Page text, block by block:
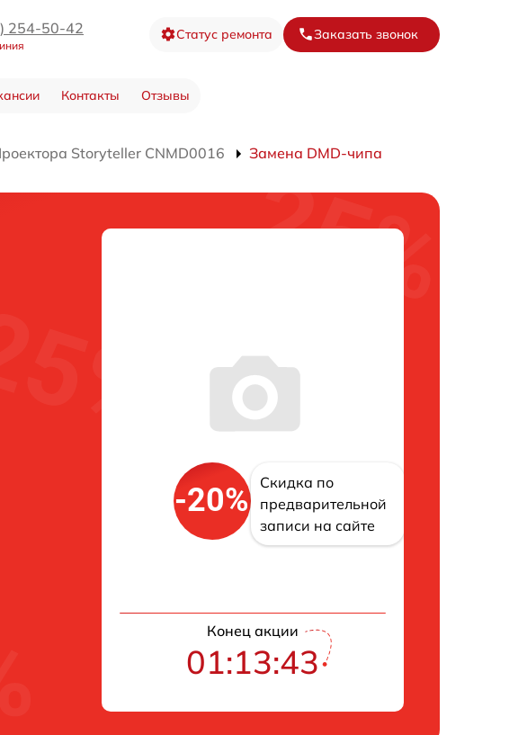
254-50-42 Статус ремонта Заказать звонок
Контакты Отзывы
Storyteller CNMD0016 Замена DMD-чипа
-20%
Скидка по
предварительной
записи на сайте
Конец акции
01:13:42